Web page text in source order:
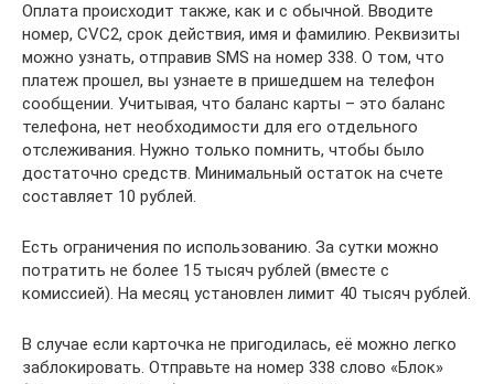
Оплата происходит также, как и с обычной. Вводите
номер, CVC2, срок действия, имя и фамилию. Реквизиты
можно узнать, отправив SMS на номер 338. О том, что
платеж прошел, вы узнаете в пришедшем на телефон
сообщении. Учитывая, что баланс карты – это баланс
телефона, нет необходимости для его отдельного
отслеживания. Нужно только помнить, чтобы было
достаточно средств. Минимальный остаток на счете
составляет 10 рублей.
Есть ограничения по использованию. За сутки можно
потратить не более 15 тысяч рублей (вместе с
комиссией). На месяц установлен лимит 40 тысяч рублей.
В случае если карточка не пригодилась, её можно легко
заблокировать. Отправьте на номер 338 слово «Блок»